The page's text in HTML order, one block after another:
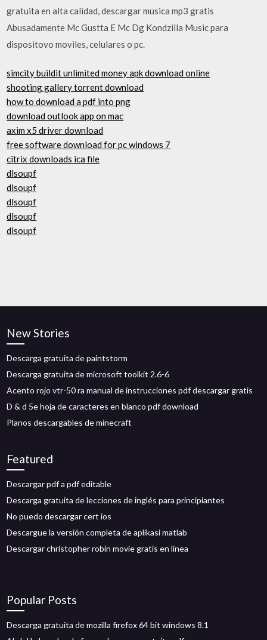
gratuita en alta calidad, descargar musica mp3 gratis
Abusadamente Mc Gustta E Mc Dg Kondzilla Music para
dispositovo moviles, celulares o pc.
simcity buildit unlimited money apk download online
shooting gallery torrent download
how to download a pdf into png
download outlook app on mac
axim x5 driver download
free software download for pc windows 7
citrix downloads ica file
dlsoupf
dlsoupf
dlsoupf
dlsoupf
dlsoupf
New Stories
Descarga gratuita de paintstorm
Descarga gratuita de microsoft toolkit 2.6-6
Acento rojo vtr-50 ra manual de instrucciones pdf descargar gratis
D & d 5e hoja de caracteres en blanco pdf download
Planos descargables de minecraft
Featured
Descargar pdf a pdf editable
Descarga gratuita de lecciones de inglés para principiantes
No puedo descargar cert ios
Descargue la versión completa de aplikasi matlab
Descargar christopher robin movie gratis en línea
Popular Posts
Descarga gratuita de mozilla firefox 64 bit windows 8.1